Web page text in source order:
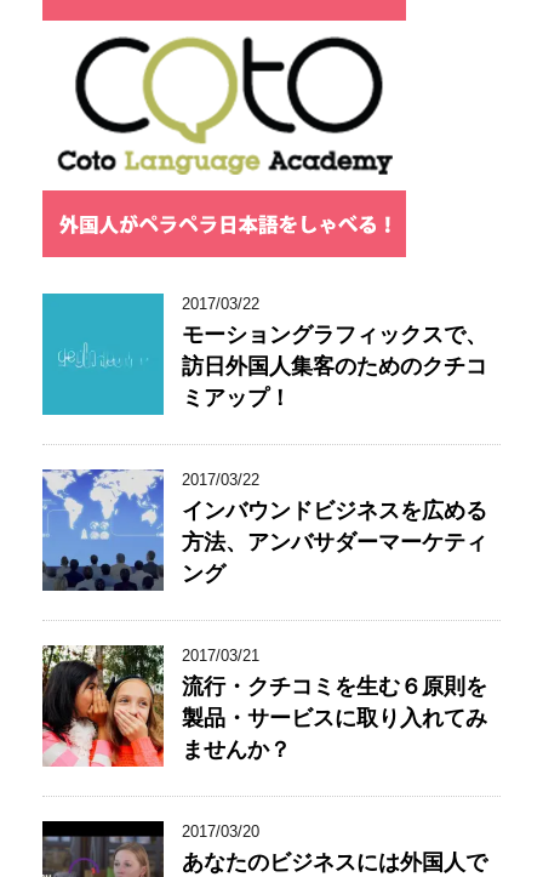
2017/03/22
モーショングラフィックスで、
訪日外国人集客のためのクチコ
ミアップ！
2017/03/22
インバウンドビジネスを広める
方法、アンバサダーマーケティ
ング
2017/03/21
流行・クチコミを生む６原則を
製品・サービスに取り入れてみ
ませんか？
2017/03/20
あなたのビジネスには外国人で